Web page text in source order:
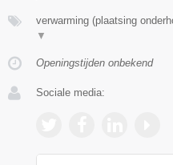
verwarming (plaatsing
▼
Openingstijden onbekend
Sociale media: